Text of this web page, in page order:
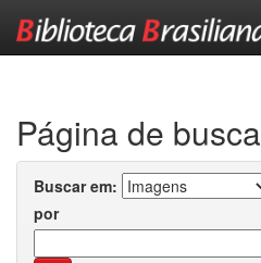
Página de busca
Buscar em:
por